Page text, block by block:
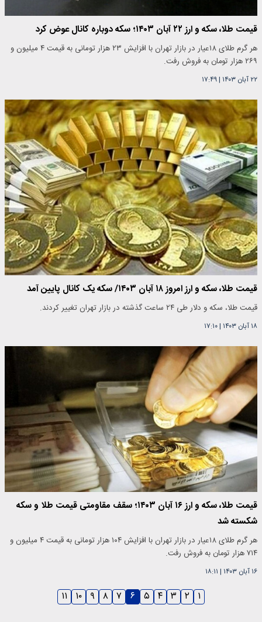
قیمت طلا، سکه و ارز ۲۲ آبان ۱۴۰۳؛ سکه دوباره کانال عوض کرد
هر گرم طلای ۱۸عیار در بازار تهران با افزایش ۲۳ هزار تومانی به قیمت ۴ میلیون و
۲۶۹ هزار تومان به فروش رفت.
۲۲ آبان ۱۴۰۳ |۱۷:۴۹
قیمت طلا، سکه و ارز امروز ۱۸ آبان ۱۴۰۳/ سکه یک کانال پایین آمد
قیمت طلا، سکه و دلار طی ۲۴ ساعت گذشته در بازار تهران تغییر کردند.
۱۸ آبان ۱۴۰۳ |۱۷:۱۰
قیمت طلا، سکه و ارز ۱۶ آبان ۱۴۰۳؛ سقف مقاومتی قیمت طلا و سکه
شکسته شد
هر گرم طلای ۱۸عیار در بازار تهران با افزایش ۱۰۴ هزار تومانی به قیمت ۴ میلیون و
۷۱۴ هزار تومان به فروش رفت.
۱۶ آبان ۱۴۰۳ | ۱۸:۱۱
۱ ۲ ۳ ۴ ۵ ۶ ۷ ۸ ۹ ۱۰ ۱۱